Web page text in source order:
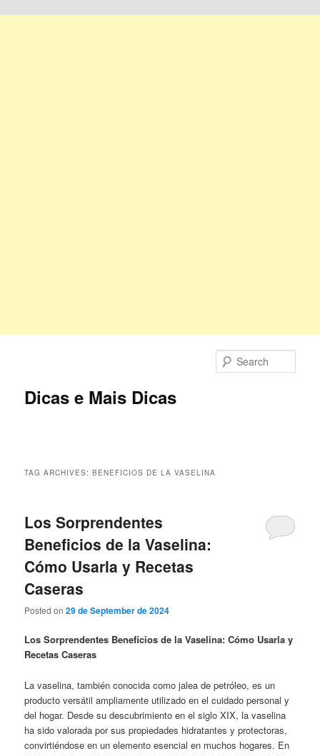
Dicas e Mais Dicas
TAG ARCHIVES:BENEFICIOS DE LA VASELINA
Los Sorprendentes
Beneficios de la Vaselina:
Cómo Usarla y Recetas
Caseras
Posted on29 de September de 2024
Los Sorprendentes Beneficios de la Vaselina: Cómo Usarla y
Recetas Caseras
La vaselina, también conocida como jalea de petróleo, es un
producto versátil ampliamente utilizado en el cuidado personal y
del hogar. Desde su descubrimiento en el siglo XIX, la vaselina
ha sido valorada por sus propiedades hidratantes y protectoras,
convirtiéndose en un elemento esencial en muchos hogares. En